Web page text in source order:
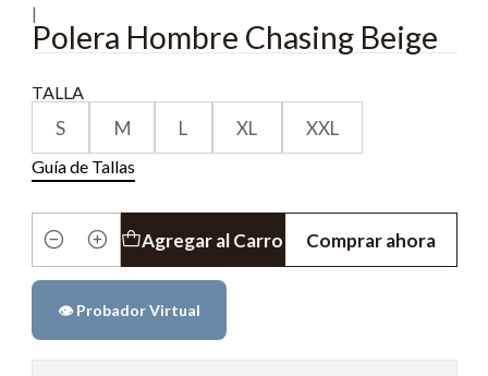
|
Polera Hombre Chasing Beige
TALLA
S M L XL XXL
Guía de Tallas
Cantidad
Agregar al Carro Comprar ahora
👁️ Probador Virtual